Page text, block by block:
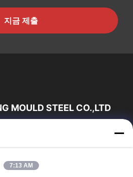
지금 제출
MOULD STEEL CO.,LTD
Ltd．는 전문적 특별한 강철 서비스
훌륭한 상품입니다.
제품
7:13 AM